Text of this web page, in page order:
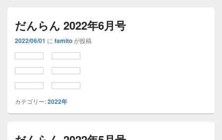
だんらん 2022年6月号
2022/06/01 に famitoが投稿
カテゴリー:2022年